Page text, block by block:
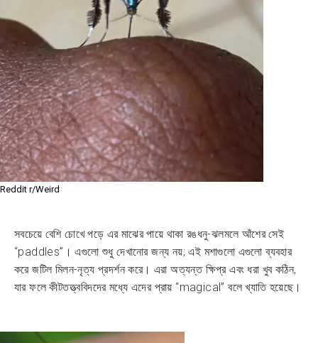
Reddit r/Weird
সবচেয়ে বেশি চোখে পড়ে এর মাঝের পায়ে থাকা রঙধনু-ঝলমলে আঁশের সেই
“paddles”। এগুলো শুধু দেখানোর জন্য নয়; এই মশাগুলো এগুলো ব্যবহার
করে জটিল মিলন-নৃত্য প্রদর্শন করে। এরা অত্যন্ত ক্ষিপ্র এবং ধরা খুব কঠিন,
যার ফলে কীটতত্ত্ববিদদের মধ্যে এদের প্রায় “magical” বলে খ্যাতি হয়েছে।